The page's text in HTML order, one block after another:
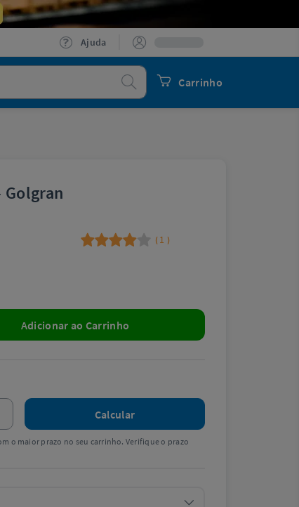
Ajuda
Carrinho
Procurar
( 1 )
Adicionar ao Carrinho
Calcular
o maior prazo no seu carrinho. Verifique o prazo